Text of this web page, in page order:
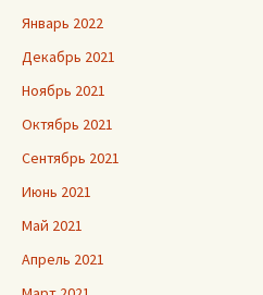
Январь 2022
Декабрь 2021
Ноябрь 2021
Октябрь 2021
Сентябрь 2021
Июнь 2021
Май 2021
Апрель 2021